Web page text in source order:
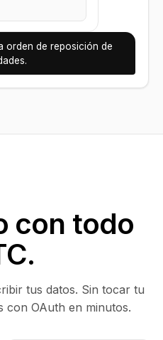
orden de reposición de
con todo
tus datos. Sin tocar tu
con OAuth en minutos.